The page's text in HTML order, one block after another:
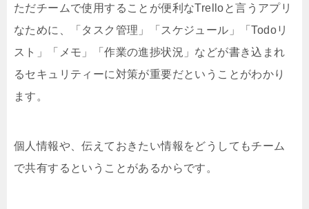
ただチームで使用することが便利なTrelloと言うアプリ
なために、「タスク管理」「スケジュール」「Todoリ
スト」「メモ」「作業の進捗状況」などが書き込まれ
るセキュリティーに対策が重要だということがわかり
ます。
個人情報や、伝えておきたい情報をどうしてもチーム
で共有するということがあるからです。